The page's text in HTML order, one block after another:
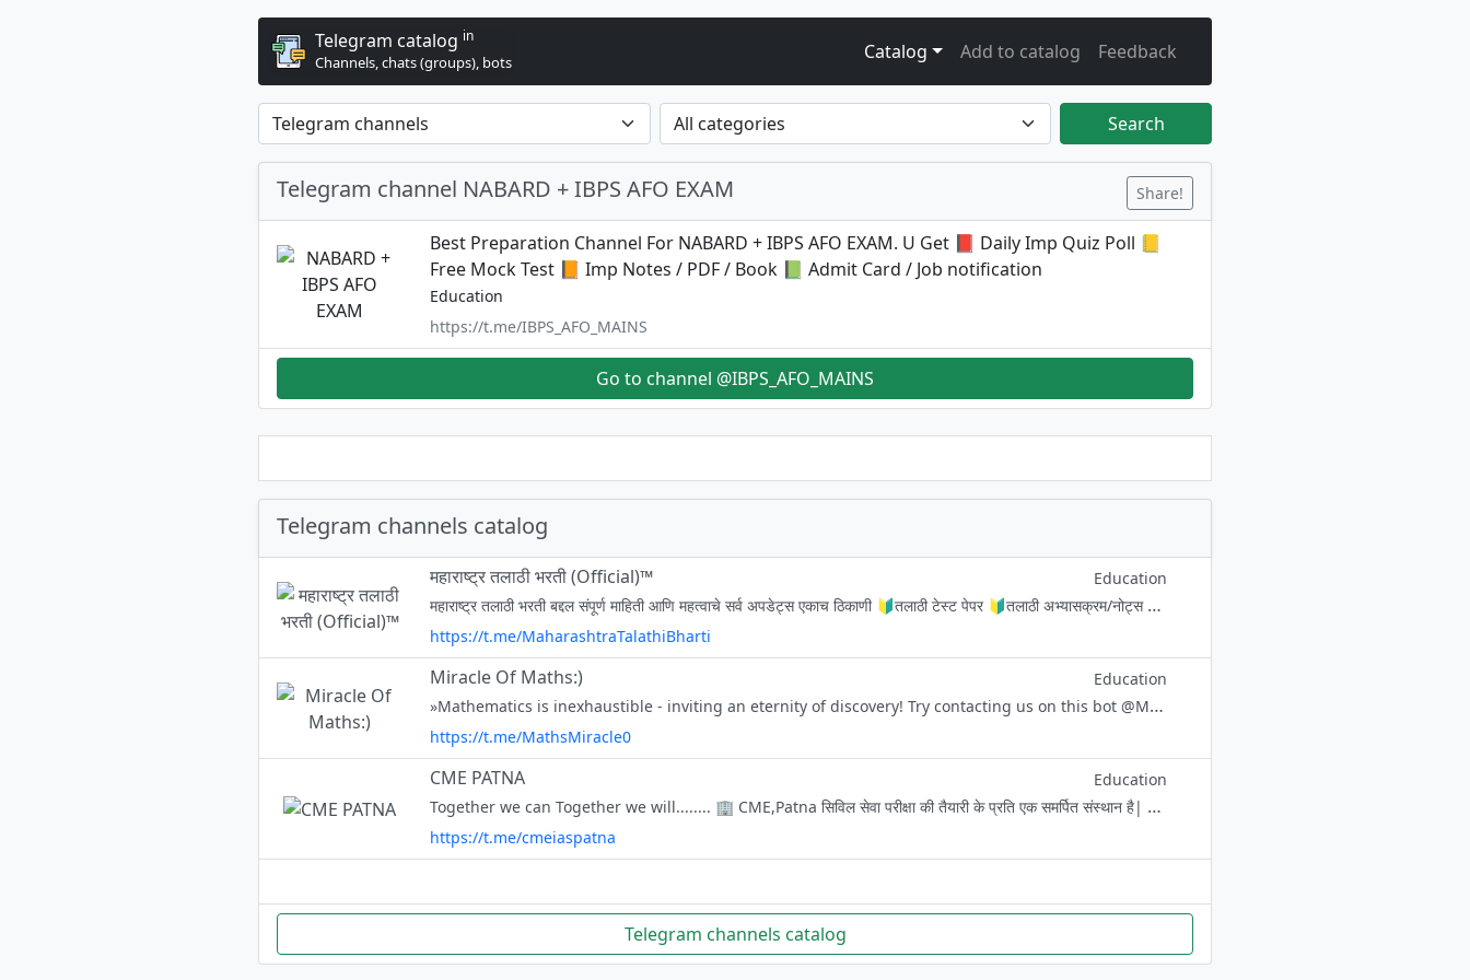
Telegram catalog in
Channels, chats (groups), bots Catalog Add to catalog Feedback
Search
Telegram channel NABARD + IBPS AFO EXAM Share!
Best Preparation Channel For NABARD + IBPS AFO EXAM. U Get 📕 Daily Imp Quiz Poll 📒
Free Mock Test 📙 Imp Notes / PDF / Book 📗 Admit Card / Job notification
Education
https://t.me/IBPS_AFO_MAINS
Go to channel @IBPS_AFO_MAINS
Telegram channels catalog
महाराष्ट्र तलाठी भरती (Official)™ Education
महाराष्ट्र तलाठी भरती बद्दल संपूर्ण माहिती आणि महत्वाचे सर्व अपडेट्स एकाच ठिकाणी 🔰तलाठी टेस्ट पेपर 🔰तलाठी अभ्यासक्रम/नोट्स 🔰तलाठी परीक्षेत विचारलेले MCQ 🔰सर्व गतवर्षीच्या झालेल्या प्रश्नपत्रिका स्पष्टीकरणासहित https://t.me
https://t.me/MaharashtraTalathiBharti
Miracle Of Maths:) Education
»Mathematics is inexhaustible - inviting an eternity of discovery! Try contacting us on this bot @MMquery_bot @SmartStudyBot Ask Your Doubts:) https://t.me/+SKD-hcCavuGyKprR Youtube Channel youtube.com/@mathsmiracle0 Ma
https://t.me/MathsMiracle0
CME PATNA Education
Together we can Together we will........ 🏢 CME,Patna सिविल सेवा परीक्षा की तैयारी के प्रति एक समर्पित संस्थान है| टेलीग्राम चैनल का लिंक अपने साथियों को शेयर करके CME परिवार के साथ उन्हें भी जोड़ सकते हैं।
https://t.me/cmeiaspatna
Telegram channels catalog